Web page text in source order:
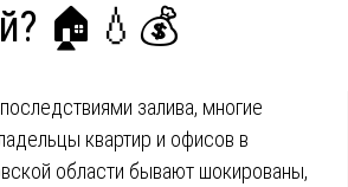
🏠💧💰
залива, многие
квартир и офисов в
области бывают шокированы,